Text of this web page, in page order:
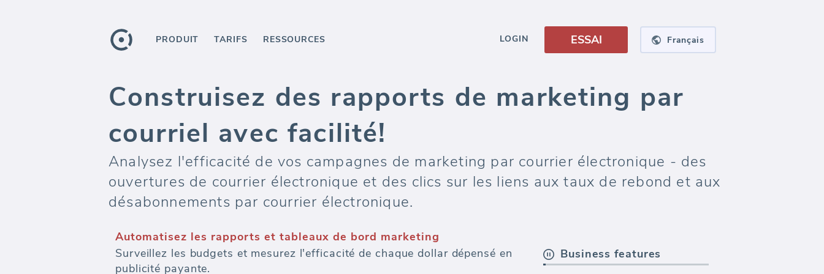
PRODUIT TARIFS RESSOURCES LOGIN ESSAI Français
Construisez des rapports de marketing par
courriel avec facilité!
Analysez l'efficacité de vos campagnes de marketing par courrier électronique - des
ouvertures de courrier électronique et des clics sur les liens aux taux de rebond et aux
désabonnements par courrier électronique.
Automatisez les rapports et tableaux de bord marketing
Surveillez les budgets et mesurez l'efficacité de chaque dollar dépensé en
publicité payante.
Business features